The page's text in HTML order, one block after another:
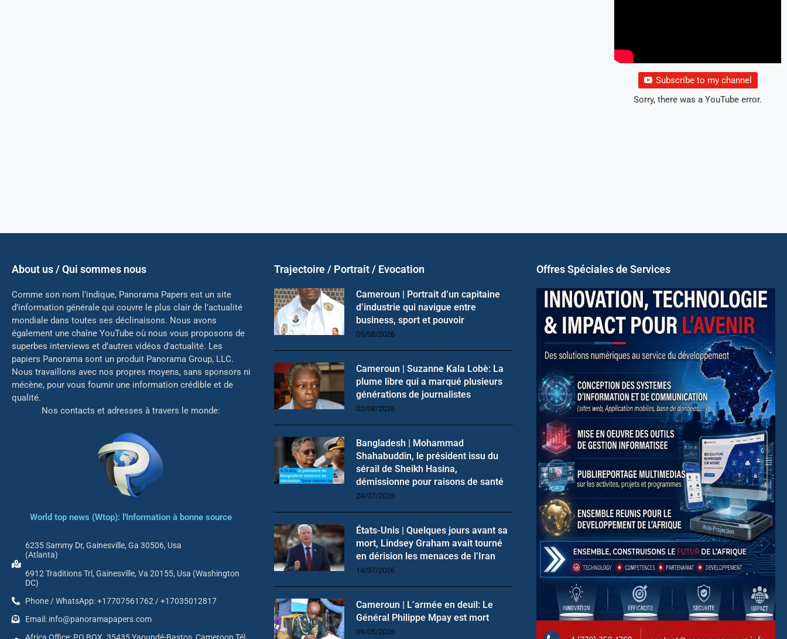
Subscribe to my channel
Sorry, there was a YouTube error.
About us / Qui sommes nous
Comme son nom l’indique, Panorama Papers est un site
d’information générale qui couvre le plus clair de l’actualité
mondiale dans toutes ses déclinaisons. Nous avons
également une chaîne YouTube où nous vous proposons de
superbes interviews et d’autres vidéos d’actualité. Les
papiers Panorama sont un produit Panorama Group, LLC.
Nous travaillons avec nos propres moyens, sans sponsors ni
mécène, pour vous fournir une information crédible et de
qualité.
Nos contacts et adresses à travers le monde:
World top news (Wtop): l'Information à bonne source
6235 Sammy Dr, Gainesville, Ga 30506, Usa
(Atlanta)
6912 Traditions Trl, Gainesville, Va 20155, Usa (Washington
DC)
Phone / WhatsApp: +17707561762 / +17035012817
Email: info@panoramapapers.com
Trajectoire / Portrait / Evocation
Cameroun | Portrait d’un capitaine
d’industrie qui navigue entre
business, sport et pouvoir
05/08/2026
Cameroun | Suzanne Kala Lobè: La
plume libre qui a marqué plusieurs
générations de journalistes
02/08/2026
Bangladesh | Mohammad
Shahabuddin, le président issu du
sérail de Sheikh Hasina,
démissionne pour raisons de santé
24/07/2026
États-Unis | Quelques jours avant sa
mort, Lindsey Graham avait tourné
en dérision les menaces de l’Iran
14/07/2026
Cameroun | L’armée en deuil: Le
Général Philippe Mpay est mort
09/05/2026
Offres Spéciales de Services